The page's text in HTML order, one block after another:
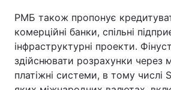
РМБ також пропонує
комерційні банки, спільні
інфраструктурні проекти.
здійснювати розрахунки через
платіжні системи, в тому числі